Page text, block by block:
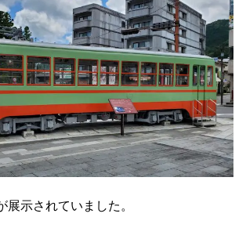
展示されていました。